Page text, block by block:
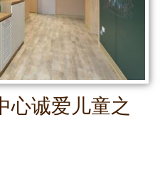
心诚爱儿童之